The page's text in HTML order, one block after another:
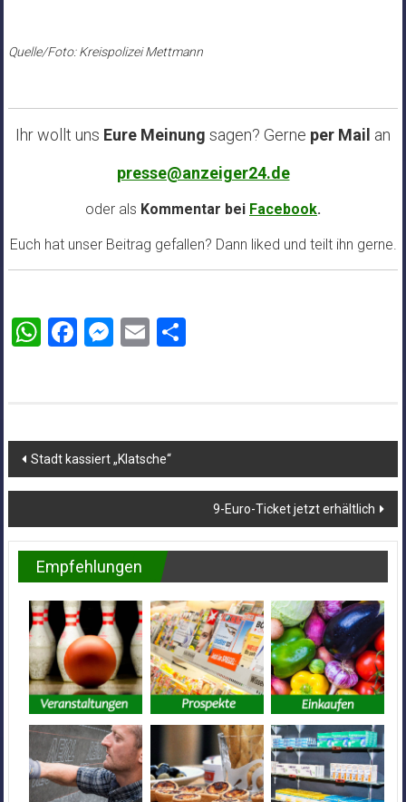
Quelle/Foto: Kreispolizei Mettmann
Ihr wollt uns Eure Meinung sagen? Gerne per Mail an
presse@anzeiger24.de
oder als Kommentar bei Facebook.
Euch hat unser Beitrag gefallen? Dann liked und teilt ihn gerne.
WhatsApp
Facebook
Messenger
EmailTeilen
Beitragsnavigation
Stadt kassiert „Klatsche“
9-Euro-Ticket jetzt erhältlich
Empfehlungen